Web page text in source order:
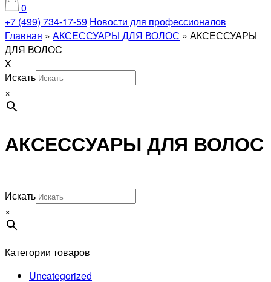
0
+7 (499) 734-17-59 Новости для профессионалов
Главная » АКСЕССУАРЫ ДЛЯ ВОЛОС » АКСЕССУАРЫ
ДЛЯ ВОЛОС
X
Искать
×
АКСЕССУАРЫ ДЛЯ ВОЛОС
Искать
×
Категории товаров
Uncategorized